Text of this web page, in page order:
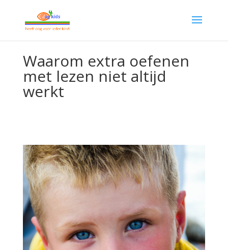
Waarom extra oefenen
met lezen niet altijd
werkt